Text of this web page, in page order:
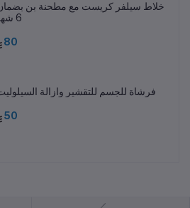
6 شهور
80
• فرشاة للجسم للتقشير وازالة
50